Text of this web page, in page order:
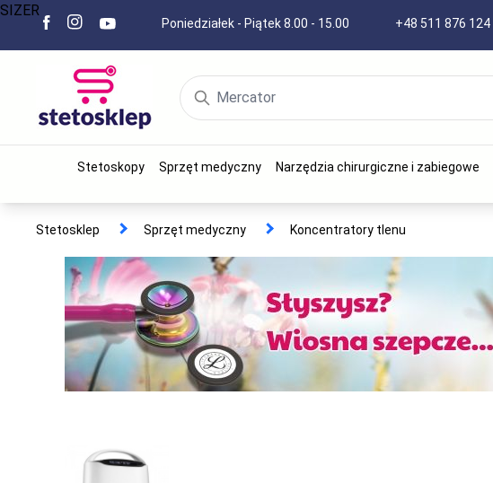
Poniedziałek - Piątek 8.00 - 15.00 +48 511 876 124
Stetoskopy Sprzęt medyczny Narzędzia chirurgiczne i zabiegowe
Stetosklep Sprzęt medyczny Koncentratory tlenu
SIZER